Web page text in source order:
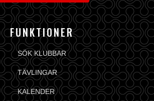
FUNKTIONER
SÖK KLUBBAR
TÄVLINGAR
KALENDER